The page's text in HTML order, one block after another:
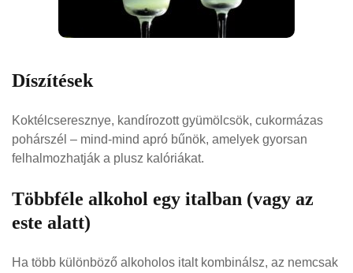
Díszítések
Koktélcseresznye, kandírozott gyümölcsök, cukormázas
pohárszél – mind-mind apró bűnök, amelyek gyorsan
felhalmozhatják a plusz kalóriákat.
Többféle alkohol egy italban (vagy az
este alatt)
Ha több különböző alkoholos italt kombinálsz, az nemcsak